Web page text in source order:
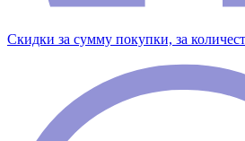
Скидки за сумму покупки, за